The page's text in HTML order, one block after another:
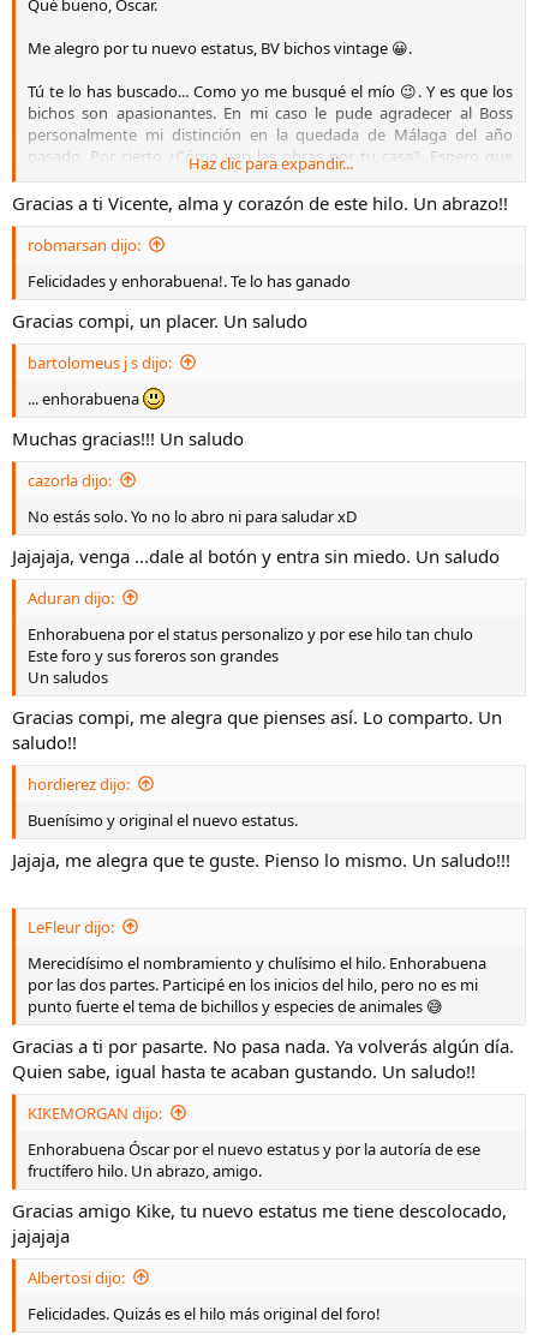
Me alegro por tu nuevo estatus, BV bichos vintage 😀.
Tú te lo has buscado... Como yo me busqué el mío 😉. Y es que los
bichos son apasionantes. En mi caso le pude agradecer al Boss
personalmente mi distinción en la quedada de Málaga del año
pasado. Por cierto ¿Cómo van las obras por tu casa?. Espero que
Muchas gracias por tus palabras,
aportaciones interesantísimas.
Estoy preparando nueva actualización de la lista, en este último mes
hay bastantes nuevas entradas.
Enhorabuena para ti también@mmg2, acabo de ver tu nuevo
estatus también.
Bichos a topeeee.​
Haz clic para expandir...
Gracias a ti Vicente, alma y corazón de este hilo. Un abrazo!!
robmarsan dijo:
Felicidades y enhorabuena!. Te lo has ganado
Gracias compi, un placer. Un saludo
bartolomeus j s dijo:
... enhorabuena
Muchas gracias!!! Un saludo
cazorla dijo:
No estás solo. Yo no lo abro ni para saludar xD
Jajajaja, venga ...dale al botón y entra sin miedo. Un saludo
Aduran dijo:
Enhorabuena por el status personalizo y por ese hilo tan chulo
Este foro y sus foreros son grandes
Un saludos
Gracias compi, me alegra que pienses así. Lo comparto. Un
saludo!!
hordierez dijo:
Buenísimo y original el nuevo estatus.
Jajaja, me alegra que te guste. Pienso lo mismo. Un saludo!!!
LeFleur dijo:
Merecidísimo el nombramiento y chulísimo el hilo. Enhorabuena
por las dos partes. Participé en los inicios del hilo, pero no es mi
punto fuerte el tema de bichillos y especies de animales 😅
Gracias a ti por pasarte. No pasa nada. Ya volverás algún día.
Quien sabe, igual hasta te acaban gustando. Un saludo!!
KIKEMORGAN dijo:
Enhorabuena Óscar por el nuevo estatus y por la autoría de ese
fructífero hilo. Un abrazo, amigo.
Gracias amigo Kike, tu nuevo estatus me tiene descolocado,
jajajaja
Albertosi dijo:
Felicidades. Quizás es el hilo más original del foro!